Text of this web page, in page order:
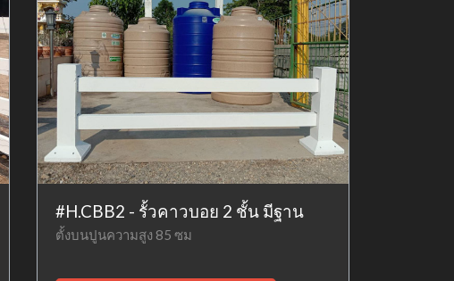
#H.CBB2 - รั้วคาวบอย 2 ชั้น มีฐาน
ตั้งบนปูนความสูง 85 ซม